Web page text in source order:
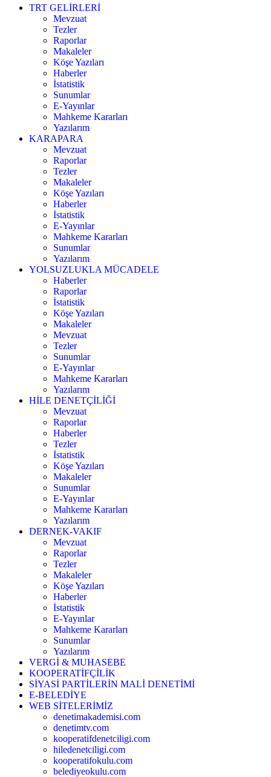
TRT GELİRLERİ
Mevzuat
Tezler
Raporlar
Makaleler
Köşe Yazıları
Haberler
İstatistik
Sunumlar
E-Yayınlar
Mahkeme Kararları
Yazılarım
KARAPARA
Mevzuat
Raporlar
Tezler
Makaleler
Köşe Yazıları
Haberler
İstatistik
E-Yayınlar
Mahkeme Kararları
Sunumlar
Yazılarım
YOLSUZLUKLA MÜCADELE
Haberler
Raporlar
İstatistik
Köşe Yazıları
Makaleler
Mevzuat
Tezler
Sunumlar
E-Yayınlar
Mahkeme Kararları
Yazılarım
HİLE DENETÇİLİĞİ
Mevzuat
Raporlar
Haberler
Tezler
İstatistik
Köşe Yazıları
Makaleler
Sunumlar
E-Yayınlar
Mahkeme Kararları
Yazılarım
DERNEK-VAKIF
Mevzuat
Raporlar
Tezler
Makaleler
Köşe Yazıları
Haberler
İstatistik
E-Yayınlar
Mahkeme Kararları
Sunumlar
Yazılarım
VERGİ & MUHASEBE
KOOPERATİFÇİLİK
SİYASİ PARTİLERİN MALİ DENETİMİ
E-BELEDİYE
WEB SİTELERİMİZ
denetimakademisi.com
denetimtv.com
kooperatifdenetciligi.com
hiledenetciligi.com
kooperatifokulu.com
belediyeokulu.com